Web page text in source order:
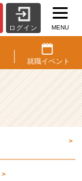
ログイン MENU
就職イベント
>
>